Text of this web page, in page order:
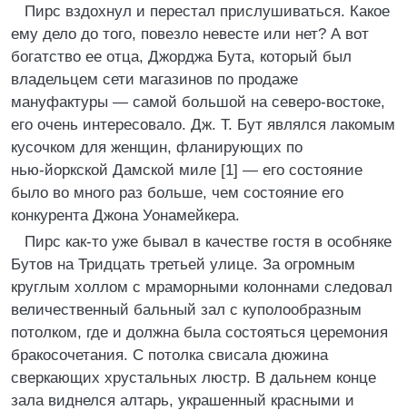
Пирс вздохнул и перестал прислушиваться. Какое
ему дело до того, повезло невесте или нет? А вот
богатство ее отца, Джорджа Бута, который был
владельцем сети магазинов по продаже
мануфактуры — самой большой на северо‑востоке,
его очень интересовало. Дж. Т. Бут являлся лакомым
кусочком для женщин, фланирующих по
нью‑йоркской Дамской миле [1] — его состояние
было во много раз больше, чем состояние его
конкурента Джона Уонамейкера.
Пирс как‑то уже бывал в качестве гостя в особняке
Бутов на Тридцать третьей улице. За огромным
круглым холлом с мраморными колоннами следовал
величественный бальный зал с куполообразным
потолком, где и должна была состояться церемония
бракосочетания. С потолка свисала дюжина
сверкающих хрустальных люстр. В дальнем конце
зала виднелся алтарь, украшенный красными и